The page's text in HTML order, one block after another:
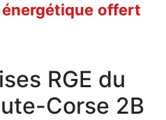
offert
RGE du
Corse 2B